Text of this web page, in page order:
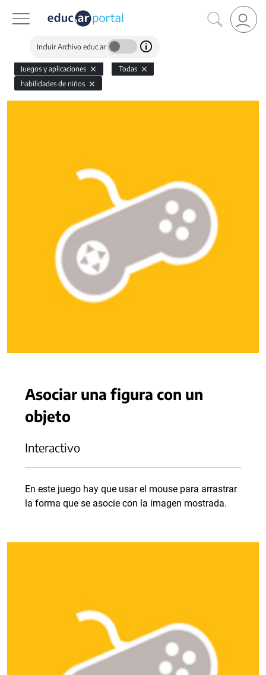
Incluir Archivo educ.ar
Juegos y aplicaciones
Todas
habilidades de niños
Asociar una figura con un
objeto
Interactivo
En este juego hay que usar el mouse para arrastrar
la forma que se asocie con la imagen mostrada.